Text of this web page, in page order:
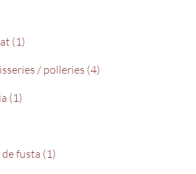
(1)
/ polleries (4)
(1)
fusta (1)